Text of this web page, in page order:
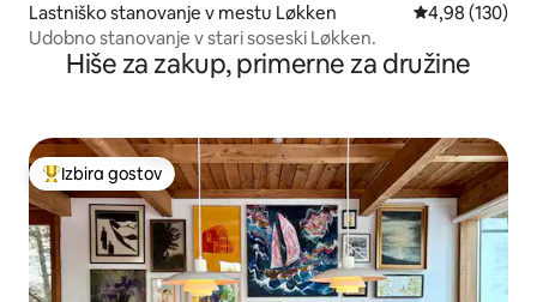
Lastniško stanovanje v mestu Løkken Povprečna
4,98 (130)
Udobno stanovanje v stari soseski Løkken.
Hiše za zakup, primerne za družine
Najbolj priljubljena prenočišča z značko »Izbira gostov«
Izbira gostov